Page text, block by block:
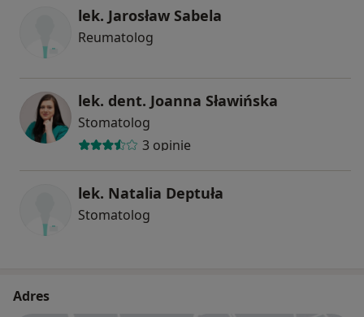
lek. Jarosław Sabela
Reumatolog
lek. dent. Joanna Sławińska
Stomatolog
3 opinie
lek. Natalia Deptuła
Stomatolog
Adres